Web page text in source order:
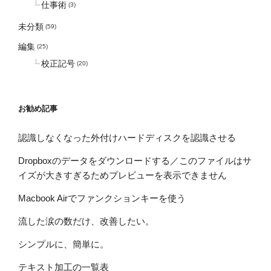
仕事術 (3)
未分類 (59)
編集 (25)
校正記号 (20)
お勧め記事
認識しなくなった外付けハードディスクを認識させる
Dropboxのデータをダウンロードする／このファイルはサ
イズが大きすぎるためプレビューを表示できません
Macbook Airでファンクションキーを使う
流した涙の数だけ、改善したい。
シンプルに、簡単に。
テキスト加工の一覧表